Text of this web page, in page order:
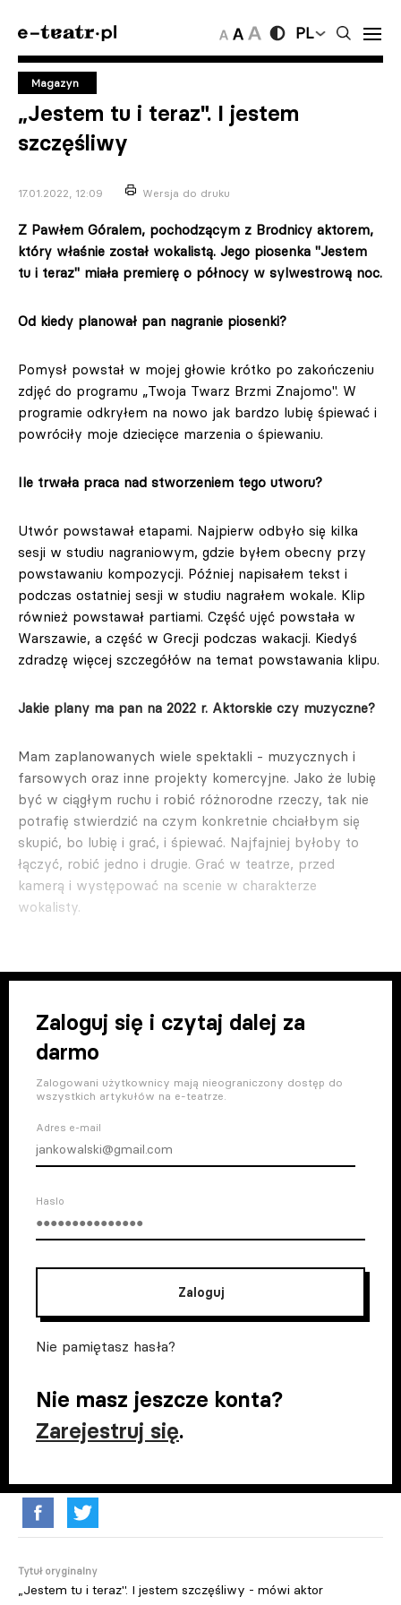
PL
Magazyn
„Jestem tu i teraz". I jestem
szczęśliwy
17.01.2022, 12:09 Wersja do druku
Z Pawłem Góralem, pochodzącym z Brodnicy aktorem,
który właśnie został wokalistą. Jego piosenka "Jestem
tu i teraz" miała premierę o północy w sylwestrową noc.
Od kiedy planował pan nagranie piosenki?
Pomysł powstał w mojej głowie krótko po zakończeniu
zdjęć do programu „Twoja Twarz Brzmi Znajomo". W
programie odkryłem na nowo jak bardzo lubię śpiewać i
powróciły moje dziecięce marzenia o śpiewaniu.
Ile trwała praca nad stworzeniem tego utworu?
Utwór powstawał etapami. Najpierw odbyło się kilka
sesji w studiu nagraniowym, gdzie byłem obecny przy
powstawaniu kompozycji. Później napisałem tekst i
podczas ostatniej sesji w studiu nagrałem wokale. Klip
również powstawał partiami. Część ujęć powstała w
Warszawie, a część w Grecji podczas wakacji. Kiedyś
zdradzę więcej szczegółów na temat powstawania klipu.
Jakie plany ma pan na 2022 r. Aktorskie czy muzyczne?
Mam zaplanowanych wiele spektakli - muzycznych i
farsowych oraz inne projekty komercyjne. Jako że lubię
być w ciągłym ruchu i robić różnorodne rzeczy, tak nie
potrafię stwierdzić na czym konkretnie chciałbym się
skupić, bo lubię i grać, i śpiewać. Najfajniej byłoby to
łączyć, robić jedno i drugie. Grać w teatrze, przed
kamerą i występować na scenie w charakterze
wokalisty.
Zaloguj się i czytaj dalej za
darmo
Zalogowani użytkownicy mają nieograniczony dostęp do
wszystkich artykułów na e-teatrze.
Adres e-mail
Haslo
Zaloguj
Nie pamiętasz hasła?
Nie masz jeszcze konta?
Zarejestruj się.
Tytuł oryginalny
„Jestem tu i teraz". I jestem szczęśliwy - mówi aktor